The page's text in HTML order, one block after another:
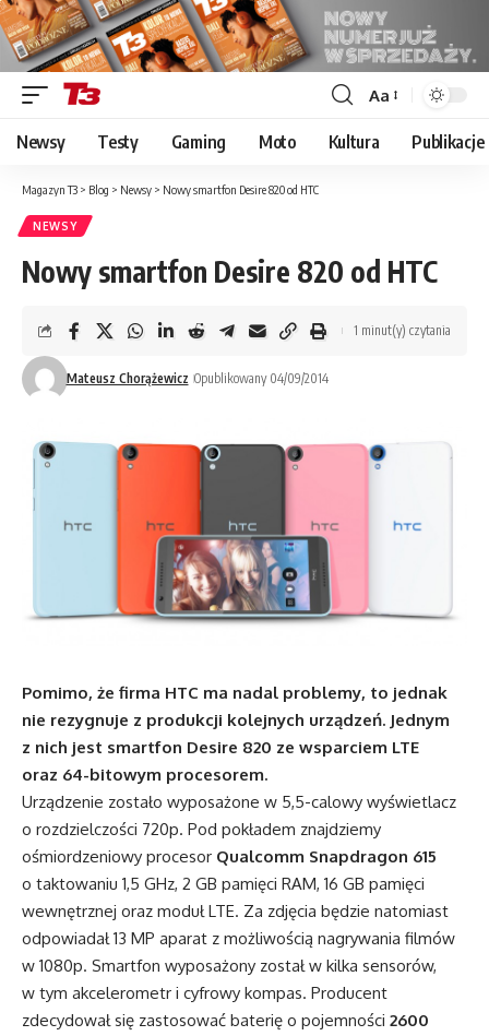
Font
Resizer
Aa
Newsy Testy Gaming Moto Kultura Publikacje
Magazyn T3 > Blog > Newsy > Nowy smartfon Desire 820 od HTC
NEWSY
Nowy smartfon Desire 820 od HTC
Mateusz Chorążewicz Opublikowany 04/09/2014
1 minut(y) czytania
Pomimo, że firma HTC ma nadal problemy, to jednak
nie rezygnuje z produkcji kolejnych urządzeń. Jednym
z nich jest smartfon Desire 820 ze wsparciem LTE
oraz 64-bitowym procesorem.
Urządzenie zostało wyposażone w 5,5-calowy wyświetlacz
o rozdzielczości 720p. Pod pokładem znajdziemy
ośmiordzeniowy procesor Qualcomm Snapdragon 615
o taktowaniu 1,5 GHz, 2 GB pamięci RAM, 16 GB pamięci
wewnętrznej oraz moduł LTE. Za zdjęcia będzie natomiast
odpowiadał 13 MP aparat z możliwością nagrywania filmów
w 1080p. Smartfon wyposażony został w kilka sensorów,
w tym akcelerometr i cyfrowy kompas. Producent
zdecydował się zastosować baterię o pojemności 2600